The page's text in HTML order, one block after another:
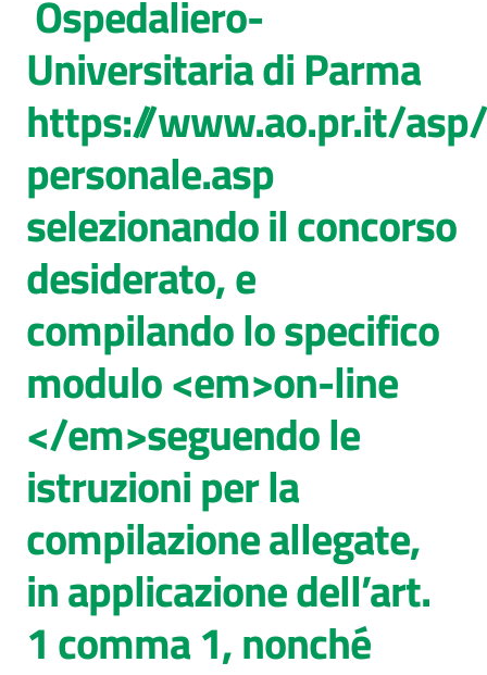
Ospedaliero-
Universitaria di Parma
https://www.ao.pr.it/
personale.asp
selezionando il concorso
desiderato, e
compilando lo specifico
modulo <em>on-line
</em>seguendo le
istruzioni per la
compilazione allegate,
in applicazione dell’art.
1 comma 1, nonché